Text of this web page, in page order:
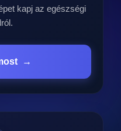
kapj az egészségi
→